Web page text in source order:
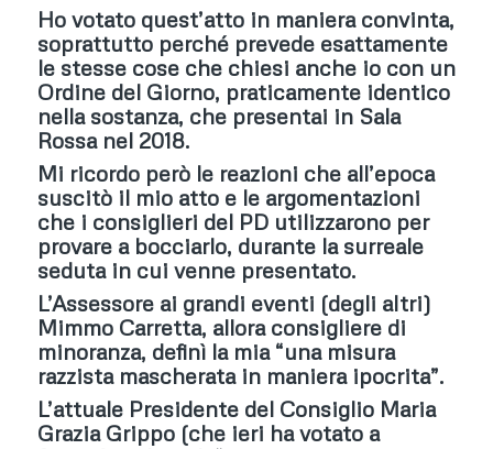
Ho votato quest’atto in maniera convinta,
soprattutto perché prevede esattamente
le stesse cose che chiesi anche io con un
Ordine del Giorno, praticamente identico
nella sostanza, che presentai in Sala
Rossa nel 2018.
Mi ricordo però le reazioni che all’epoca
suscitò il mio atto e le argomentazioni
che i consiglieri del PD utilizzarono per
provare a bocciarlo, durante la surreale
seduta in cui venne presentato.
L’Assessore ai grandi eventi (degli altri)
Mimmo Carretta, allora consigliere di
minoranza, definì la mia “una misura
razzista mascherata in maniera ipocrita”.
L’attuale Presidente del Consiglio Maria
Grazia Grippo (che ieri ha votato a